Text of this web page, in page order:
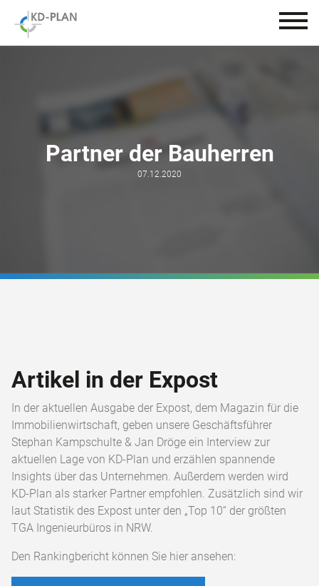
Partner der Bauherren
07.12.2020
Artikel in der Expost
In der aktuellen Ausgabe der Expost, dem Magazin für die
Immobilienwirtschaft, geben unsere Geschäftsführer
Stephan Kampschulte & Jan Dröge ein Interview zur
aktuellen Lage von KD-Plan und erzählen spannende
Insights über das Unternehmen. Außerdem werden wird
KD-Plan als starker Partner empfohlen. Zusätzlich sind wir
laut Statistik des Expost unter den „Top 10“ der größten
TGA Ingenieurbüros in NRW.
Den Rankingbericht können Sie hier ansehen: